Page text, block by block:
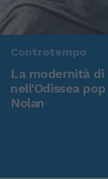
Controtempo
La modernità di
nell'Odissea
Nolan